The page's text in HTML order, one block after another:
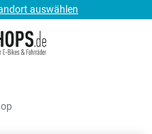
auswählen